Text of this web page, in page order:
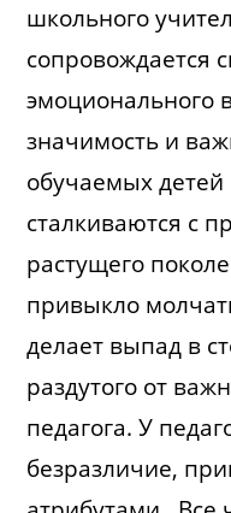
школьного
сопровождается
эмоционального
значимость и
обучаемых детей
сталкиваются с
растущего
привыкло
делает выпад в
раздутого от
педагога. У
безразличие,